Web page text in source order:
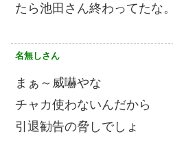
たら池田さん終わってたな。
名無しさん
まぁ～威嚇やな
チャカ使わないんだから
引退勧告の脅しでしょ